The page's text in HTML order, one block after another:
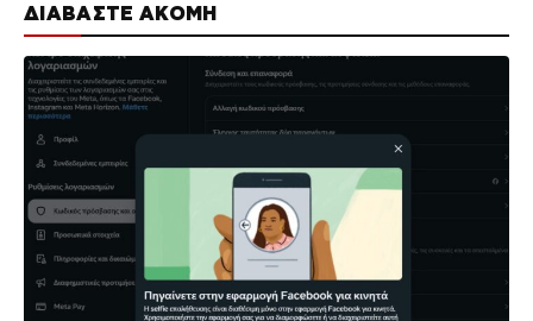
ΔΙΑΒΑΣΤΕ ΑΚΟΜΗ